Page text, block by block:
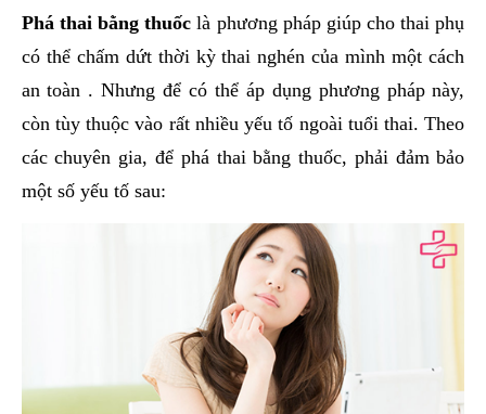
Phá thai bằng thuốc là phương pháp giúp cho thai phụ
có thể chấm dứt thời kỳ thai nghén của mình một cách
an toàn . Nhưng để có thể áp dụng phương pháp này,
còn tùy thuộc vào rất nhiều yếu tố ngoài tuổi thai. Theo
các chuyên gia, để phá thai bằng thuốc, phải đảm bảo
một số yếu tố sau: